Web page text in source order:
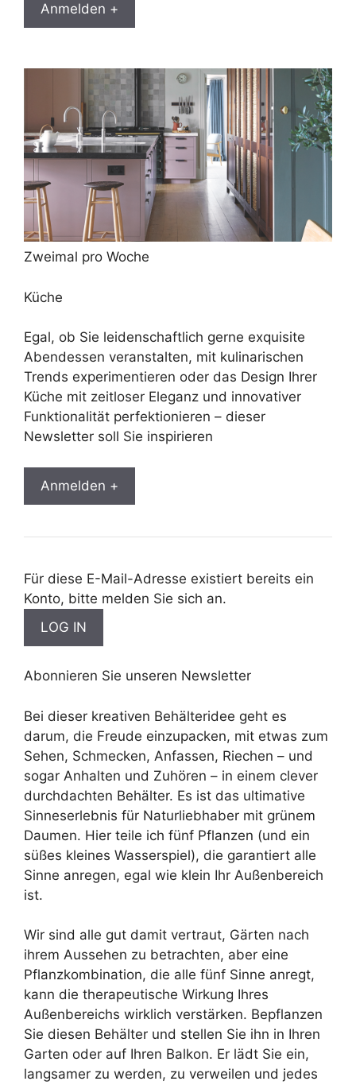
Anmelden +
Zweimal pro Woche
Küche
Egal, ob Sie leidenschaftlich gerne exquisite
Abendessen veranstalten, mit kulinarischen
Trends experimentieren oder das Design Ihrer
Küche mit zeitloser Eleganz und innovativer
Funktionalität perfektionieren – dieser
Newsletter soll Sie inspirieren
Anmelden +
Für diese E-Mail-Adresse existiert bereits ein
Konto, bitte melden Sie sich an.
Abonnieren Sie unseren Newsletter
Bei dieser kreativen Behälteridee geht es
darum, die Freude einzupacken, mit etwas zum
Sehen, Schmecken, Anfassen, Riechen – und
sogar Anhalten und Zuhören – in einem clever
durchdachten Behälter. Es ist das ultimative
Sinneserlebnis für Naturliebhaber mit grünem
Daumen. Hier teile ich fünf Pflanzen (und ein
süßes kleines Wasserspiel), die garantiert alle
Sinne anregen, egal wie klein Ihr Außenbereich
ist.
Wir sind alle gut damit vertraut, Gärten nach
ihrem Aussehen zu betrachten, aber eine
Pflanzkombination, die alle fünf Sinne anregt,
kann die therapeutische Wirkung Ihres
Außenbereichs wirklich verstärken. Bepflanzen
Sie diesen Behälter und stellen Sie ihn in Ihren
Garten oder auf Ihren Balkon. Er lädt Sie ein,
langsamer zu werden, zu verweilen und jedes